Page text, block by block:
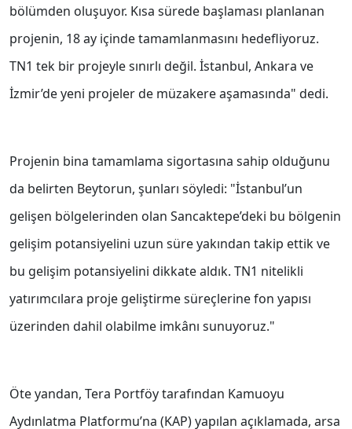
bölümden oluşuyor. Kısa sürede başlaması planlanan
projenin, 18 ay içinde tamamlanmasını hedefliyoruz.
TN1 tek bir projeyle sınırlı değil. İstanbul, Ankara ve
İzmir’de yeni projeler de müzakere aşamasında" dedi.
Projenin bina tamamlama sigortasına sahip olduğunu
da belirten Beytorun, şunları söyledi: "İstanbul’un
gelişen bölgelerinden olan Sancaktepe’deki bu bölgenin
gelişim potansiyelini uzun süre yakından takip ettik ve
bu gelişim potansiyelini dikkate aldık. TN1 nitelikli
yatırımcılara proje geliştirme süreçlerine fon yapısı
üzerinden dahil olabilme imkânı sunuyoruz."
Öte yandan, Tera Portföy tarafından Kamuoyu
Aydınlatma Platformu’na (KAP) yapılan açıklamada, arsa